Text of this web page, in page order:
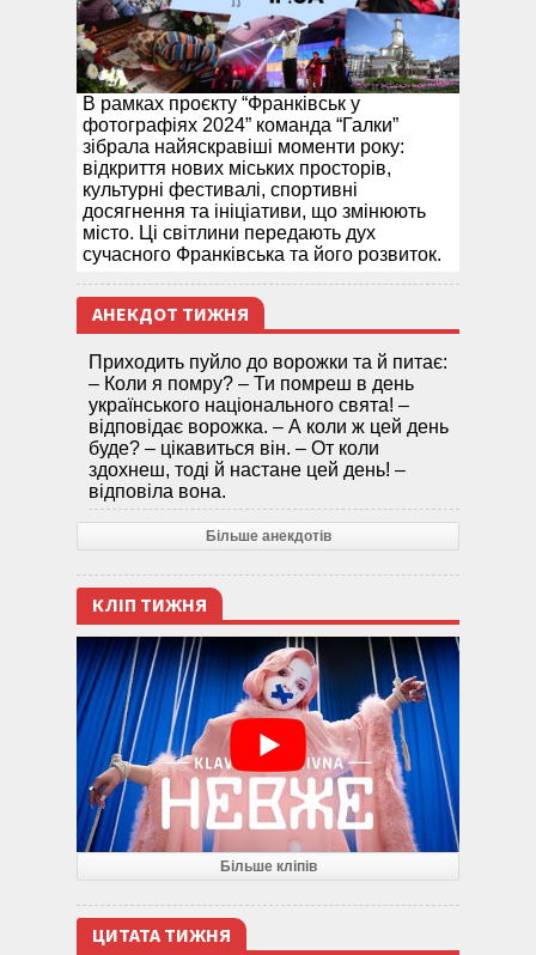
В рамках проєкту “Франківськ у
фотографіях 2024” команда “Галки”
зібрала найяскравіші моменти року:
відкриття нових міських просторів,
культурні фестивалі, спортивні
досягнення та ініціативи, що змінюють
місто. Ці світлини передають дух
сучасного Франківська та його розвиток.
АНЕКДОТ ТИЖНЯ
Приходить пуйло до ворожки та й питає:
– Коли я помру? – Ти помреш в день
українського національного свята! –
відповідає ворожка. – А коли ж цей день
буде? – цікавиться він. – От коли
здохнеш, тоді й настане цей день! –
відповіла вона.
Більше анекдотів
КЛІП ТИЖНЯ
Більше кліпів
ЦИТАТА ТИЖНЯ